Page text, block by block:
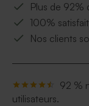
Plus de 92%
100%
Nos clients
92 %
utilisateurs.